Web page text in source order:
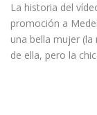
La historia del
promoción a
una bella mujer (la
de ella, pero la